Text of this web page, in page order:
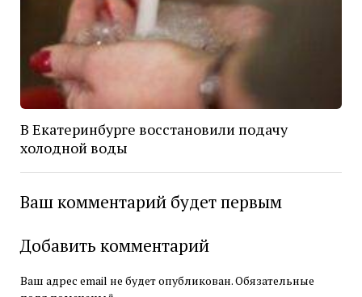
В Екатеринбурге восстановили подачу
холодной воды
Ваш комментарий будет первым
Добавить комментарий
Ваш адрес email не будет опубликован.Обязательные